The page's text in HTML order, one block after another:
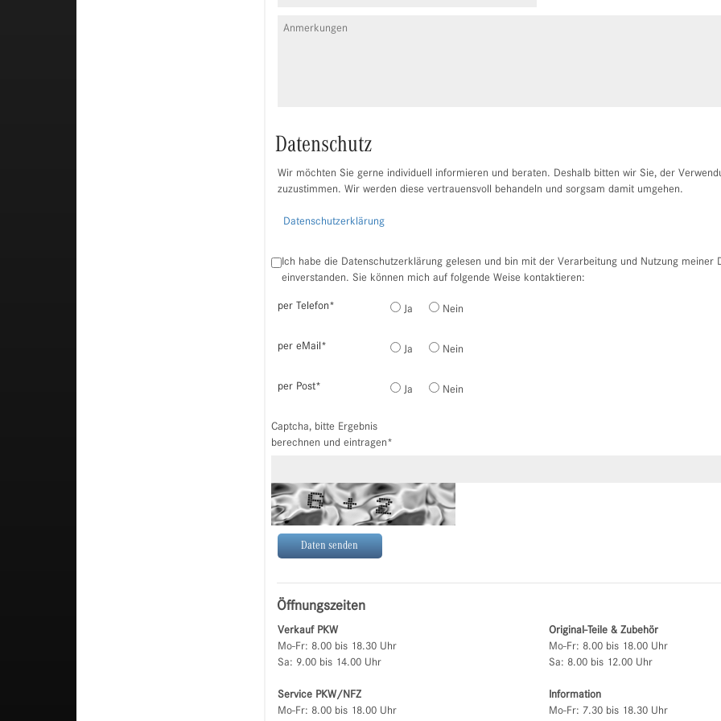
Datenschutz
Wir möchten Sie gerne individuell informieren und beraten. Deshalb bitten wir Sie, der
zuzustimmen. Wir werden diese vertrauensvoll behandeln und sorgsam damit umgehen.
Datenschutzerklärung
Ich habe die Datenschutzerklärung gelesen und bin mit der Verarbeitung und Nutzung meiner
einverstanden. Sie können mich auf folgende Weise kontaktieren:
per Telefon* Ja Nein
per eMail* Ja Nein
per Post* Ja Nein
Captcha, bitte Ergebnis
berechnen und eintragen*
Öffnungszeiten
Verkauf PKW
Mo-Fr: 8.00 bis 18.30 Uhr
Sa: 9.00 bis 14.00 Uhr
Service PKW/NFZ
Mo-Fr: 8.00 bis 18.00 Uhr
Original-Teile & Zubehör
Mo-Fr: 8.00 bis 18.00 Uhr
Sa: 8.00 bis 12.00 Uhr
Information
Mo-Fr: 7.30 bis 18.30 Uhr